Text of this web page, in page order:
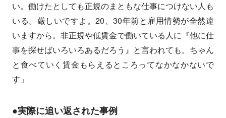
い。働けたとしても正規のまともな仕事につけない人も
いる。厳しいですよ。20、30年前と雇用情勢が全然違
いますから。非正規や低賃金で働いている人に『他に仕
事を探せばいろいろあるだろう』と言われても。ちゃん
と食べていく賃金もらえるところってなかなかないで
す」
●実際に追い返された事例